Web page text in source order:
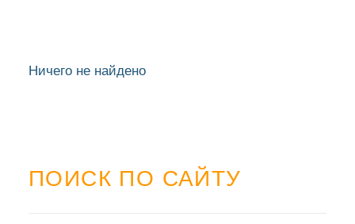
НОВОСТИ
Ничего не найдено
ПОИСК ПО САЙТУ